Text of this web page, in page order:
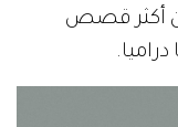
أكثر قصص